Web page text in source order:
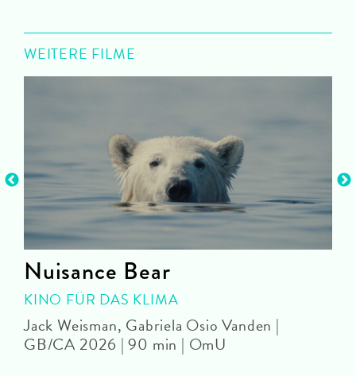
WEITERE FILME
Nuisance Bear
KINO FÜR DAS KLIMA
Jack Weisman, Gabriela Osio Vanden |
GB/CA 2026 | 90 min | OmU